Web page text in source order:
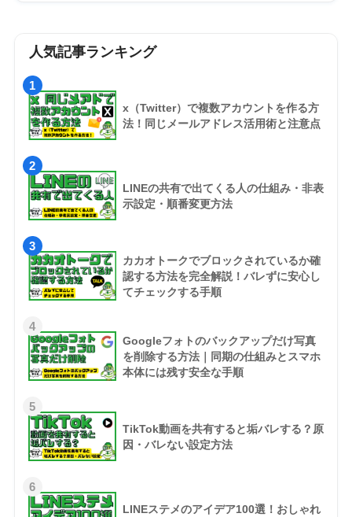
人気記事ランキング
1
x（Twitter）で複数アカウントを作る方
法！同じメールアドレス活用術と注意点
2
LINEの共有で出てくる人の仕組み・非表
示設定・順番変更方法
3
カカオトークでブロックされているか確
認する方法を完全解説！バレずに安心し
てチェックする手順
4
Googleフォトのバックアップだけ写真
を削除する方法｜同期の仕組みとスマホ
本体には残す安全な手順
5
TikTok動画を共有すると垢バレする？原
因・バレない設定方法
6
LINEステメのアイデア100選！おしゃれ